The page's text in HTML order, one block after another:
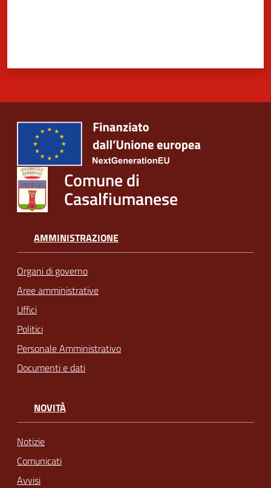
Comune di
Casalfiumanese
AMMINISTRAZIONE
Organi di governo
Aree amministrative
Uffici
Politici
Personale Amministrativo
Documenti e dati
NOVITÀ
Notizie
Comunicati
Avvisi